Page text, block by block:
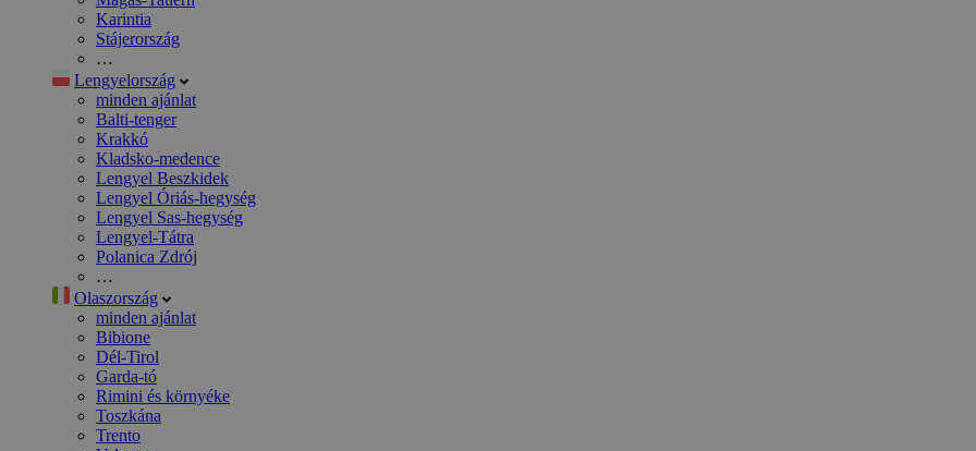
Karintia
Stájerország
…
Lengyelország
minden ajánlat
Balti-tenger
Krakkó
Kladsko-medence
Lengyel Beszkidek
Lengyel Óriás-hegység
Lengyel Sas-hegység
Lengyel-Tátra
Polanica Zdrój
…
Olaszország
minden ajánlat
Bibione
Dél-Tirol
Garda-tó
Rimini és környéke
Toszkána
Trento